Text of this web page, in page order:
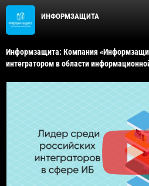
ИНФОРМЗАЩИТА
Информзащита: Компания
интегратором в области